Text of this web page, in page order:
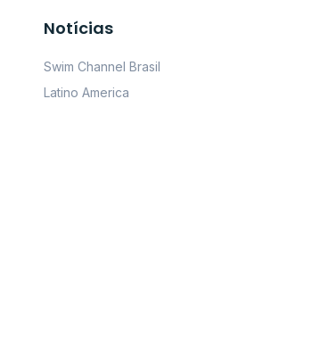
Notícias
Swim Channel Brasil
Latino America